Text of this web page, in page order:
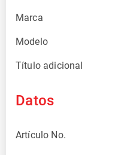
Marca
Modelo
Título adicional
Datos
Artículo No.